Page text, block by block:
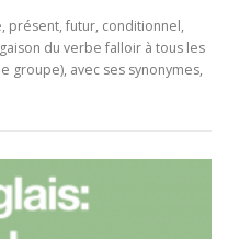
présent, futur, conditionnel,
du verbe falloir à tous les
groupe), avec ses synonymes,